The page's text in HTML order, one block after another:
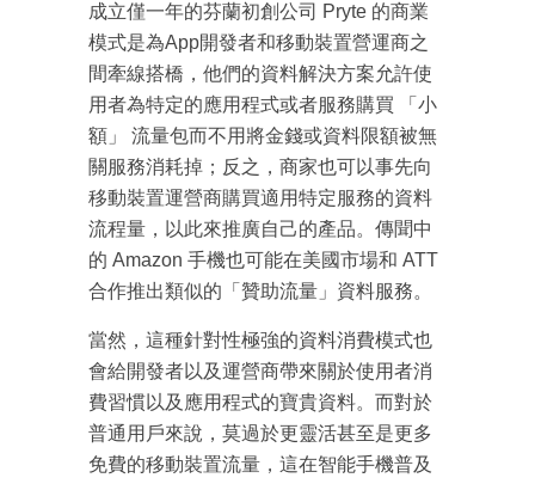
成立僅一年的芬蘭初創公司 Pryte 的商業
模式是為App開發者和移動裝置營運商之
間牽線搭橋，他們的資料解決方案允許使
用者為特定的應用程式或者服務購買 「小
額」 流量包而不用將金錢或資料限額被無
關服務消耗掉；反之，商家也可以事先向
移動裝置運營商購買適用特定服務的資料
流程量，以此來推廣自己的產品。傳聞中
的 Amazon 手機也可能在美國市場和 ATT
合作推出類似的「贊助流量」資料服務。
當然，這種針對性極強的資料消費模式也
會給開發者以及運營商帶來關於使用者消
費習慣以及應用程式的寶貴資料。而對於
普通用戶來說，莫過於更靈活甚至是更多
免費的移動裝置流量，這在智能手機普及